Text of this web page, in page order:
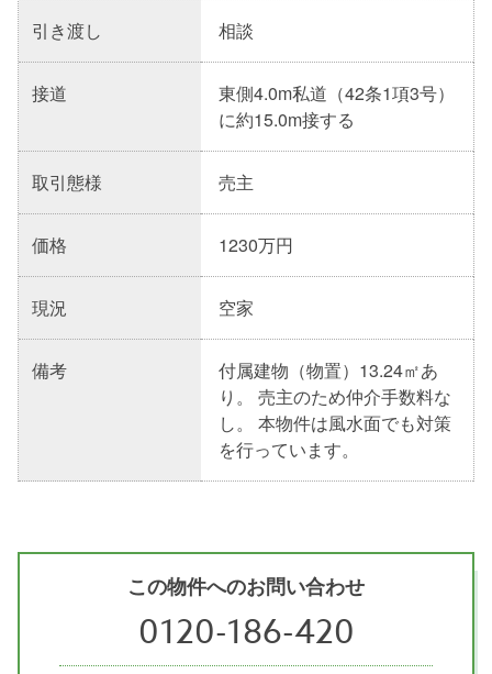
引き渡し 相談
接道
東側4.0m私道（42条1項3号）
に約15.0m接する
取引態様 売主
価格 1230万円
現況 空家
備考
付属建物（物置）13.24㎡あ
り。 売主のため仲介手数料な
し。 本物件は風水面でも対策
を行っています。
この物件へのお問い合わせ
0120-186-420